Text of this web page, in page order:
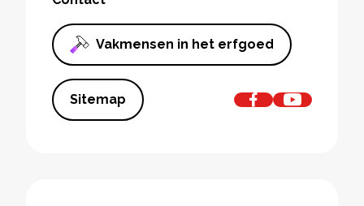
Vakmensen in het erfgoed
Sitemap